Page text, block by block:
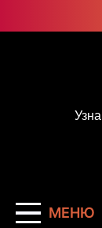
к
МЕНЮ